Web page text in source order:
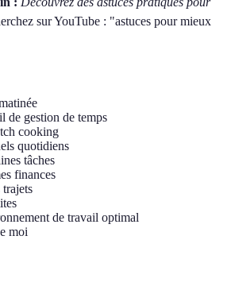
sur YouTube : "astuces pour mieux
de gestion de temps
cooking
quotidiens
tâches
finances
de travail optimal
moi